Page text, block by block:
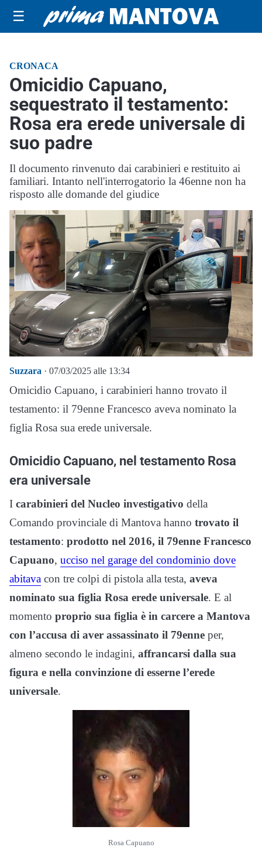
☰
CRONACA
Omicidio Capuano,
sequestrato il testamento:
Rosa era erede universale di
suo padre
Il documento rinvenuto dai carabinieri e restituito ai
familiari. Intanto nell'interrogatorio la 46enne non ha
risposto alle domande del giudice
Suzzara · 07/03/2025 alle 13:34
Omicidio Capuano, i carabinieri hanno trovato il
testamento: il 79enne Francesco aveva nominato la
figlia Rosa sua erede universale.
Omicidio Capuano, nel testamento Rosa
era universale
I carabinieri del Nucleo investigativo della
Comando provinciale di Mantova hanno trovato il
testamento: prodotto nel 2016, il 79enne Francesco
Capuano, ucciso nel garage del condominio dove
abitava con tre colpi di pistola alla testa, aveva
nominato sua figlia Rosa erede universale. E al
momento proprio sua figlia è in carcere a Mantova
con l’accusa di aver assassinato il 79enne per,
almeno secondo le indagini, affrancarsi dalla sua
figura e nella convinzione di esserne l’erede
universale.
Rosa Capuano